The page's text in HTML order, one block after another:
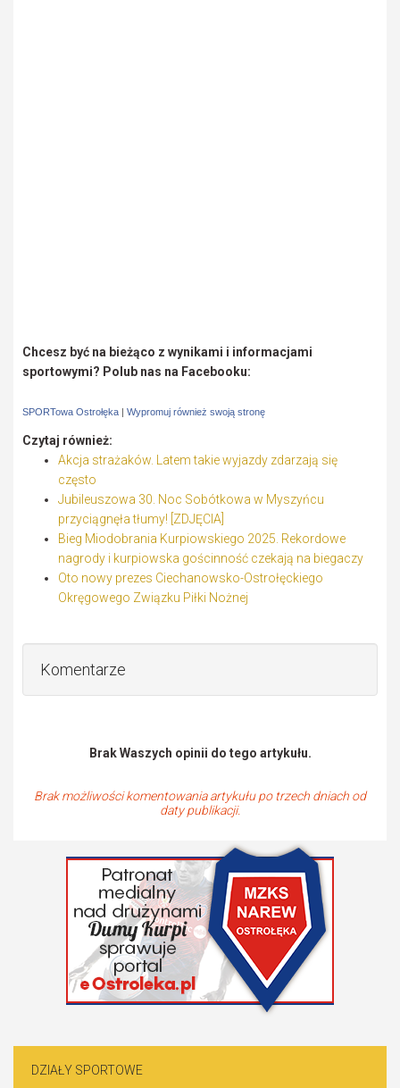
Chcesz być na bieżąco z wynikami i informacjami
sportowymi? Polub nas na Facebooku:
SPORTowa Ostrołęka | Wypromuj również swoją stronę
Czytaj również:
Akcja strażaków. Latem takie wyjazdy zdarzają się
często
Jubileuszowa 30. Noc Sobótkowa w Myszyńcu
przyciągnęła tłumy! [ZDJĘCIA]
Bieg Miodobrania Kurpiowskiego 2025. Rekordowe
nagrody i kurpiowska gościnność czekają na biegaczy
Oto nowy prezes Ciechanowsko-Ostrołęckiego
Okręgowego Związku Piłki Nożnej
Komentarze
Brak Waszych opinii do tego artykułu.
Brak możliwości komentowania artykułu po trzech dniach od
daty publikacji.
DZIAŁY SPORTOWE